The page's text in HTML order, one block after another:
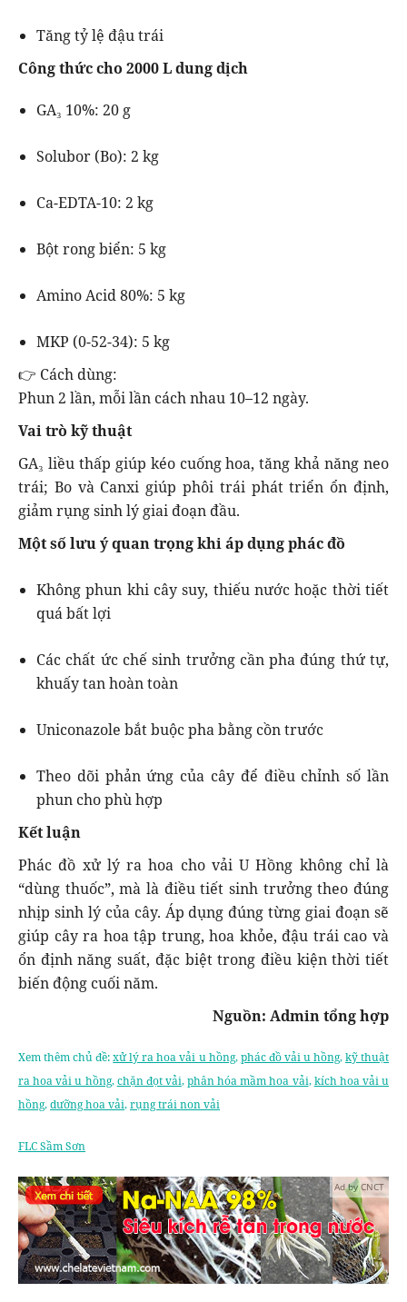
Tăng tỷ lệ đậu trái
Công thức cho 2000 L dung dịch
GA₃ 10%: 20 g
Solubor (Bo): 2 kg
Ca-EDTA-10: 2 kg
Bột rong biển: 5 kg
Amino Acid 80%: 5 kg
MKP (0-52-34): 5 kg
👉 Cách dùng:
Phun 2 lần, mỗi lần cách nhau 10–12 ngày.
Vai trò kỹ thuật
GA₃ liều thấp giúp kéo cuống hoa, tăng khả năng neo
trái; Bo và Canxi giúp phôi trái phát triển ổn định,
giảm rụng sinh lý giai đoạn đầu.
Một số lưu ý quan trọng khi áp dụng phác đồ
Không phun khi cây suy, thiếu nước hoặc thời tiết
quá bất lợi
Các chất ức chế sinh trưởng cần pha đúng thứ tự,
khuấy tan hoàn toàn
Uniconazole bắt buộc pha bằng cồn trước
Theo dõi phản ứng của cây để điều chỉnh số lần
phun cho phù hợp
Kết luận
Phác đồ xử lý ra hoa cho vải U Hồng không chỉ là
“dùng thuốc”, mà là điều tiết sinh trưởng theo đúng
nhịp sinh lý của cây. Áp dụng đúng từng giai đoạn sẽ
giúp cây ra hoa tập trung, hoa khỏe, đậu trái cao và
ổn định năng suất, đặc biệt trong điều kiện thời tiết
biến động cuối năm.
Nguồn: Admin tổng hợp
Xem thêm chủ đề:xử lý ra hoa vải u hồng,phác đồ vải u hồng,kỹ thuật
ra hoa vải u hồng,chặn đọt vải,phân hóa mầm hoa vải,kích hoa vải u
hồng,dưỡng hoa vải,rụng trái non vải
FLC Sầm Sơn
Ad by CNCT